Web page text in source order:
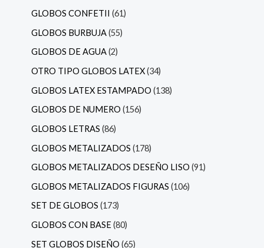
GLOBOS CONFETII 61
GLOBOS BURBUJA 55
GLOBOS DE AGUA 2
OTRO TIPO GLOBOS LATEX 34
GLOBOS LATEX ESTAMPADO 138
GLOBOS DE NUMERO 156
GLOBOS LETRAS 86
GLOBOS METALIZADOS 178
GLOBOS METALIZADOS DESEÑO LISO 91
GLOBOS METALIZADOS FIGURAS 106
SET DE GLOBOS 173
GLOBOS CON BASE 80
SET GLOBOS DISEÑO 65